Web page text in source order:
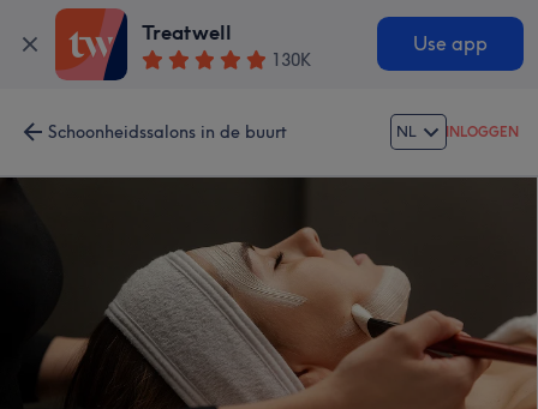
Treatwell
130K
Use app
Schoonheidssalons in de buurt NL INLOGGEN